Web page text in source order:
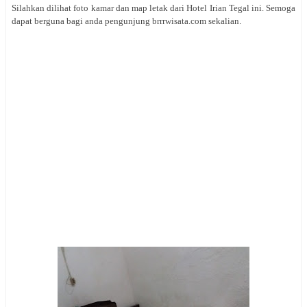
Silahkan dilihat foto kamar dan map letak dariHotel Irian Tegal ini. Semoga
dapat berguna bagi anda pengunjung brrrwisata.com sekalian.